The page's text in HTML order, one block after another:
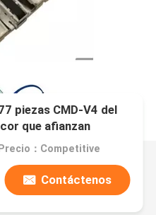
piezas CMD-V4 del
que afianzan
Precio：Competitive
Contáctenos